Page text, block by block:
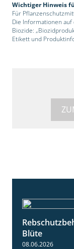
Wichtiger Hinweis
Für
Die Informationen
Biozide:
Etikett und
Blüte
08.06.2026